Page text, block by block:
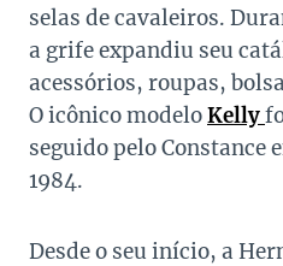
selas de cavaleiros.
a grife expandiu seu
acessórios, roupas,
O icônico modeloKelly
seguido pelo Constance
1984.
Desde o seu início, a